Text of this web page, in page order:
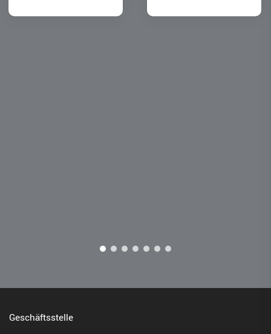
Geschäftsstelle